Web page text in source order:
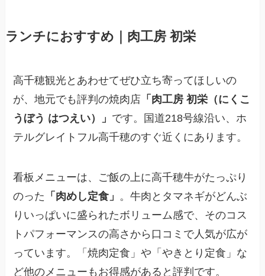
ランチにおすすめ｜肉工房 初栄
高千穂観光とあわせてぜひ立ち寄ってほしいの
が、地元でも評判の焼肉店 「肉工房 初栄（にくこ
うぼう はつえい）」 です。国道218号線沿い、ホ
テルグレイトフル高千穂のすぐ近くにあります。
看板メニューは、ご飯の上に高千穂牛がたっぷり
のった 「肉めし定食」 。牛肉とタマネギがどんぶ
りいっぱいに盛られたボリューム感で、そのコス
トパフォーマンスの高さから口コミで人気が広が
っています。「焼肉定食」や「やきとり定食」な
ど他のメニューもお得感があると評判です。